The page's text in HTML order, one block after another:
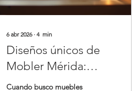
6 abr 2026∙ 4 min
Diseños únicos de
Mobler Mérida:
Catálogo destacado
Cuando busco muebles